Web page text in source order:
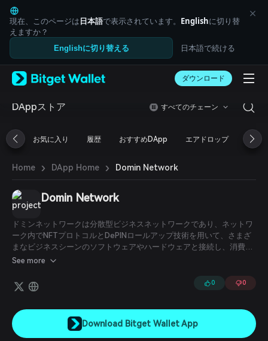
English
日本語
Tiếng Việt
Русский
Español (Latinoamérica)
Italiano
Deutsch
繁體中文
Português (Portugal)
ภาษาไทย
العربية
हिन्दी
বাংলা
Español
Português (Brasil)
Español (Argentina)
現在、このページは日本語で表示されています。 Englishに切り替
えますか？
Englishに切り替える 日本語で続ける
ダウンロード
DAppストア すべてのチェーン
お気に入り 履歴 おすすめDApp エアドロップ DeFi
Home › DApp Home › Domin Network
Domin Network
ドミンネットワークは分散型ビジネスネットワークであり、ネットワ
ーク内でNFTプロトコルとDePINロールアップ技術を用いて、さまざ
まなビジネスシーンのソフトウェアやハードウェアと接続し、消費者
の行動および消費データをドミンネットワークを通じてブロックチェ
費者は自身の消費行動データの共有を許可することで暗号通貨報酬を
得ることができ、そのデータはブロックチェーン上に集約され、ネッ
See more
0 0
Download Bitget Wallet App